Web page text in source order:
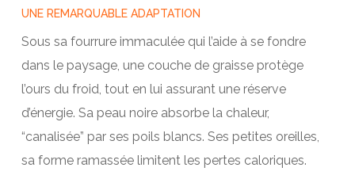
UNE REMARQUABLE ADAPTATION
Sous sa fourrure immaculée qui l’aide à se fondre
dans le paysage, une couche de graisse protège
l’ours du froid, tout en lui assurant une réserve
d’énergie. Sa peau noire absorbe la chaleur,
“canalisée” par ses poils blancs. Ses petites oreilles,
sa forme ramassée limitent les pertes caloriques.